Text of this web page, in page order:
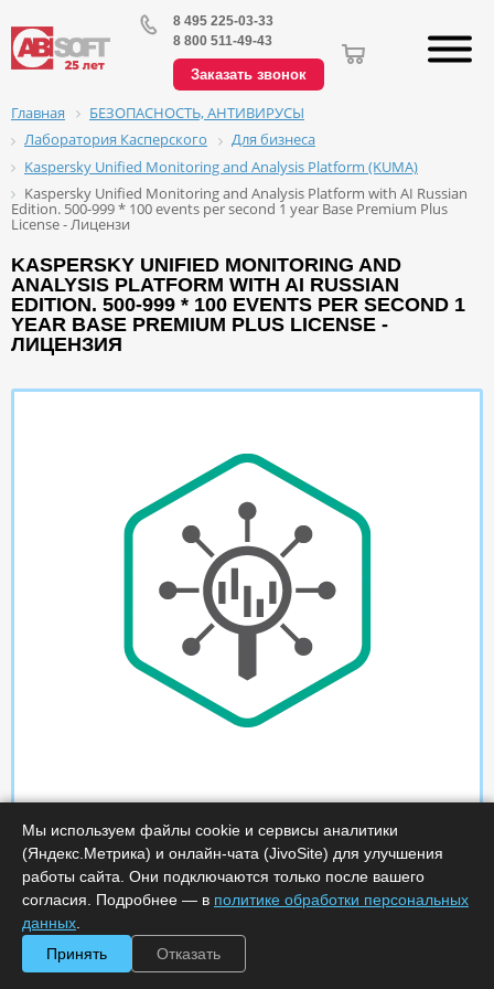
8 495 225-03-33
8 800 511-49-43
Заказать звонок
Главная
БЕЗОПАСНОСТЬ, АНТИВИРУСЫ
Лаборатория Касперского
Для бизнеса
Kaspersky Unified Monitoring and Analysis Platform (KUMA)
Kaspersky Unified Monitoring and Analysis Platform with AI Russian
Edition. 500-999 * 100 events per second 1 year Base Premium Plus
License - Лицензи
KASPERSKY UNIFIED MONITORING AND
ANALYSIS PLATFORM WITH AI RUSSIAN
EDITION. 500-999 * 100 EVENTS PER SECOND 1
YEAR BASE PREMIUM PLUS LICENSE -
ЛИЦЕНЗИЯ
Мы используем файлы cookie и сервисы аналитики
(Яндекс.Метрика) и онлайн-чата (JivoSite) для улучшения
работы сайта. Они подключаются только после вашего
согласия. Подробнее — в политике обработки персональных
данных
Принять
Отказать